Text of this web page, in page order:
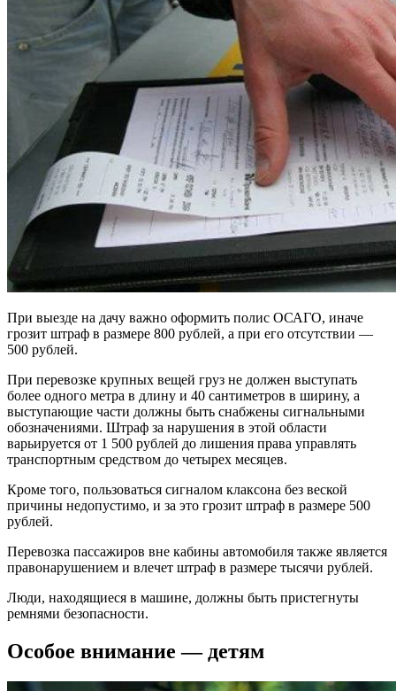
При выезде на дачу важно оформить полис ОСАГО, иначе
грозит штраф в размере 800 рублей, а при его отсутствии —
500 рублей.
При перевозке крупных вещей груз не должен выступать
более одного метра в длину и 40 сантиметров в ширину, а
выступающие части должны быть снабжены сигнальными
обозначениями. Штраф за нарушения в этой области
варьируется от 1 500 рублей до лишения права управлять
транспортным средством до четырех месяцев.
Кроме того, пользоваться сигналом клаксона без веской
причины недопустимо, и за это грозит штраф в размере 500
рублей.
Перевозка пассажиров вне кабины автомобиля также является
правонарушением и влечет штраф в размере тысячи рублей.
Люди, находящиеся в машине, должны быть пристегнуты
ремнями безопасности.
Особое внимание — детям